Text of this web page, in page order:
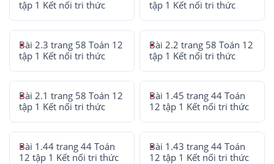
tập 1 Kết nối tri thức
tập 1 Kết nối tri thức
Bài 2.3 trang 58 Toán 12
tập 1 Kết nối tri thức
Bài 2.2 trang 58 Toán 12
tập 1 Kết nối tri thức
Bài 2.1 trang 58 Toán 12
tập 1 Kết nối tri thức
Bài 1.45 trang 44 Toán
12 tập 1 Kết nối tri thức
Bài 1.44 trang 44 Toán
12 tập 1 Kết nối tri thức
Bài 1.43 trang 44 Toán
12 tập 1 Kết nối tri thức